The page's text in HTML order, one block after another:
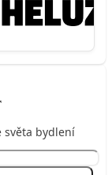
světa bydlení